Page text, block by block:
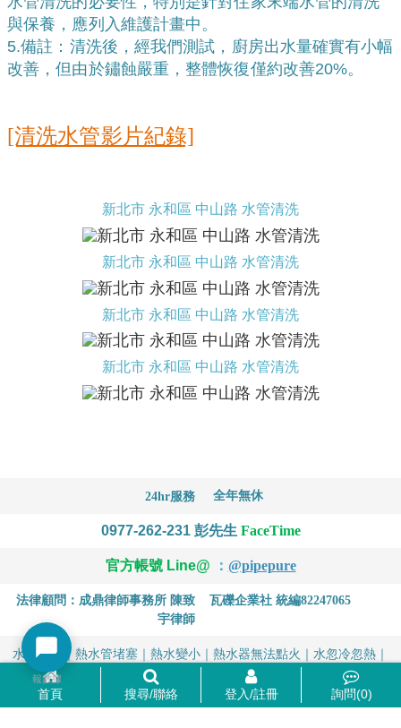
首頁 搜尋/聯絡 登入/註冊 詢問(0)
與保養，應列入維護計畫中。
5.備註：清洗後，經我們測試，廚房出水量確實有小幅
改善，但由於鏽蝕嚴重，整體恢復僅約改善20%。
[清洗水管影片紀錄]
新北市 永和區 中山路 水管清洗
新北市 永和區 中山路 水管清洗
新北市 永和區 中山路 水管清洗
新北市 永和區 中山路 水管清洗
24hr服務 全年無休
0977-262-231 彭先生 FaceTime
官方帳號 Line@ ： @pipepure
法律顧問：成鼎律師事務所 陳致
宇律師
瓦礫企業社 統編82247065
水管阻塞｜熱水管堵塞｜熱水變小｜熱水器無法點火｜水忽冷忽熱｜
水有異味｜水有顏色
報數據